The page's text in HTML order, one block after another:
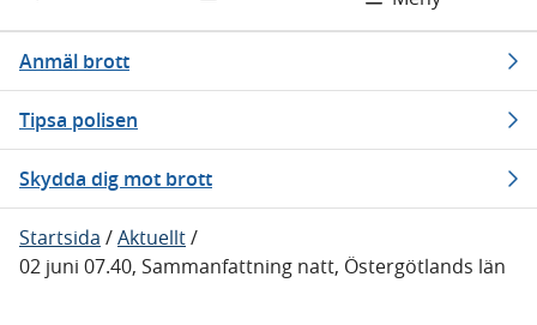
Anmäl brott
Tipsa polisen
Skydda dig mot brott
Startsida /Aktuellt/
02 juni 07.40, Sammanfattning natt, Östergötlands län